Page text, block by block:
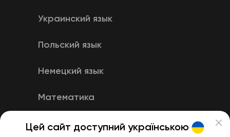
Украинский язык
Польский язык
Немецкий язык
Математика
Английский язык
Цей сайт доступний українською